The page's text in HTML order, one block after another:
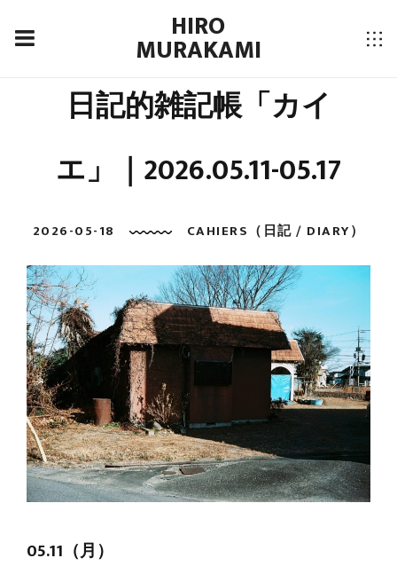
HIRO
MURAKAMI
日記的雑記帳「カイ
エ」｜2026.05.11-05.17
2026-05-18 CAHIERS（日記 / DIARY）
05.11（月）